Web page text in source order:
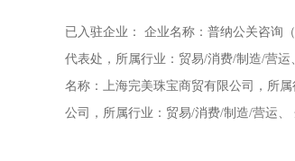
已入驻企业： 企业名称：普纳公关咨询
代表处，所属行业：贸易/消费/制造/营
名称：上海完美珠宝商贸有限公司，所
公司，所属行业：贸易/消费/制造/营运